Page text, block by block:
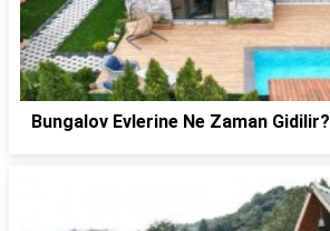
Bungalov Evlerine Ne Zaman Gidilir?